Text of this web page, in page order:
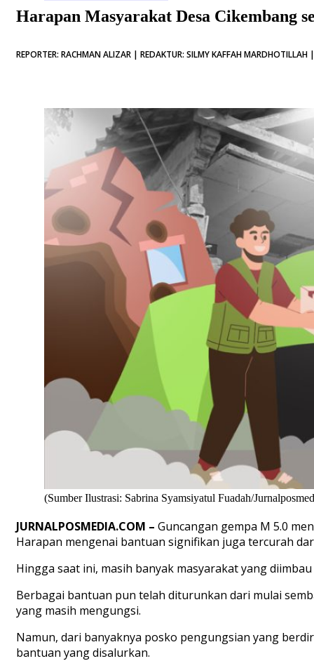
Harapan Masyarakat Desa Cikembang
REPORTER: RACHMAN ALIZAR | REDAKTUR: SILMY KAFFAH
(Sumber Ilustrasi: Sabrina Syamsiyatul Fuadah/
JURNALPOSMEDIA.COM – Guncangan gempa M 5.0
Harapan mengenai bantuan signifikan juga tercurah
Hingga saat ini, masih banyak masyarakat yang
Berbagai bantuan pun telah diturunkan dari mulai
yang masih mengungsi.
Namun, dari banyaknya posko pengungsian yang
bantuan yang disalurkan.